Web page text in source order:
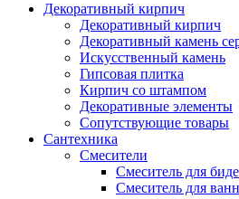
Декоративный кирпич
Декоративный кирпич
Декоративный камень
Искусственный камень
Гипсовая плитка
Кирпич со штампом
Декоративные элементы
Сопутствующие товары
Сантехника
Смесители
Смеситель для биде
Смеситель для